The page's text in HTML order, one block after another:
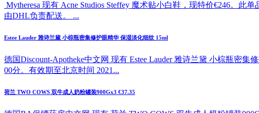
Mytheresa 现有 Acne Studios Steffey 魔术贴小白鞋，现特价€246。
由DHL负责配送。 ...
Estee Lauder 雅诗兰黛 小棕瓶密集修护眼精华 保湿淡化细纹 15ml
德国Discount-Apotheke中文网 现有 Estee Lauder 雅诗兰黛 小棕瓶密
00分。有效期至北京时间 2021...
荷兰 TWO COWS 双牛成人奶粉罐装900Gx3 €37.35